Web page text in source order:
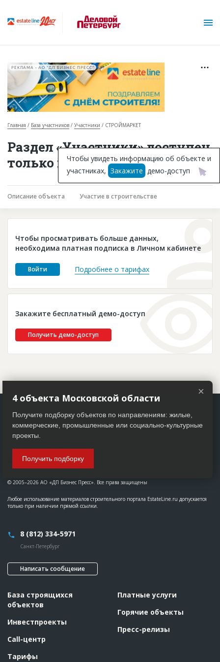
Горячие объекты
База строящихся объектов
Инвестпроекты
Глоссарий
Платные услуги
Пресс-релизы
РЕКЛАМА • АО "ДП БИЗНЕС ПРЕСС"
Главная База участников Участники СТРОЙМАРКЕТ
Раздел «Участники» доступен
только подписчикам
Описание объекта Участие в строительстве
Чтобы просматривать больше данных,
необходима платная подписка в Личном кабинете
Войти Подробнее о тарифах
Закажите бесплатный демо-доступ
Получить демо-доступ
Чтобы увидеть информацию об объекте и
участниках, Закажите демо-доступ
© 2005–2026 АО «ДП Бизнес Пресс». Все права защищены
Любое использование материалов строительного портала EstateLine.ru допускается
только при наличии прямой ссылки.
8 (812) 334-5971
Санкт-Петербург
Написать сообщение
База строящихся
объектов
Инвестпроекты
Call-центр
Тарифы
Платные услуги
Горячие объекты
Пресс-релизы
×
4 объекта Московской области
Получите подборку объектов по направлениям: жилые,
коммерческие, промышленные или социально-культурные
проекты.
Получить подборку